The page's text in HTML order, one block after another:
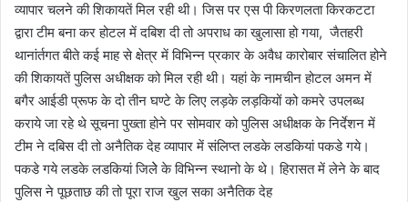
व्यापार चलने की शिकायतें मिल रही थी। जिस पर एस पी किरणलता किरकटटा
द्वारा टीम बना कर होटल में दबिश दी तो अपराध का खुलासा हो गया, जैतहरी
थानांर्तगत बीते कई माह से क्षेत्र में विभिन्न प्रकार के अवैध कारोबार संचालित होने
की शिकायतें पुलिस अधीक्षक को मिल रही थी। यहां के नामचीन होटल अमन में
बगैर आईडी प्रूफ के दो तीन घण्टे के लिए लड़के लड़कियों को कमरे उपलब्ध
कराये जा रहे थे सूचना पुख्ता होने पर सोमवार को पुलिस अधीक्षक के निर्देशन में
टीम ने दबिस दी तो अनैतिक देह व्यापार में संलिप्त लडके लडकियां पकडे गये।
पकडे गये लडके लडकियां जिलेे के विभिन्न स्थानो के थे। हिरासत में लेने के बाद
पुलिस ने पूछताछ की तो पूरा राज खुल सका अनैतिक देह